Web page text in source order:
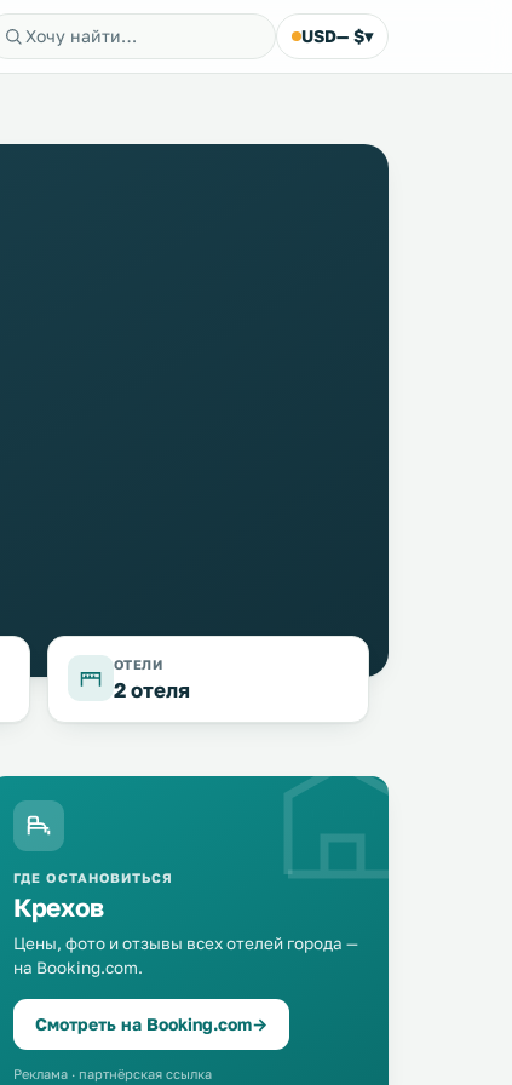
USD— $▾
ОТЕЛИ
2 отеля
20 км
Orion Hotel (10km to Lviv
17 … 25 $
Этот отель в греческом стиле
ГДЕ ОСТАНОВИТЬСЯ
Крехов
Цены, фото и отзывы всех отелей города —
на Booking.com.
Смотреть на Booking.com→
Реклама · партнёрская ссылка